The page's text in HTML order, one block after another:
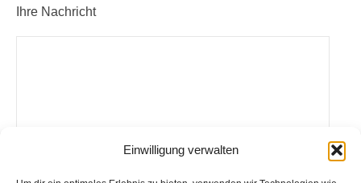
Einwilligung verwalten
Ihre Nachricht